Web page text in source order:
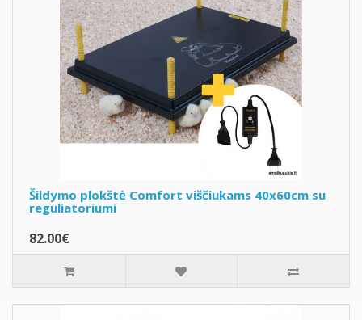
Šildymo plokštė Comfort viščiukams 40x60cm su
reguliatoriumi
82.00€